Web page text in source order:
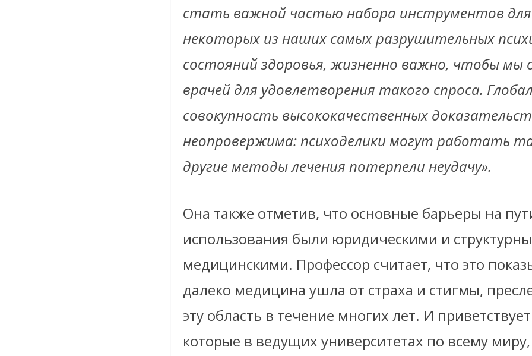
стать важной частью набора инструментов для
некоторых из наших самых разрушительных
состояний здоровья, жизненно важно, чтобы мы
врачей для удовлетворения такого спроса.
совокупность высококачественных
неопровержима: психоделики могут работать
другие методы лечения потерпели неудачу».
Она также отметив, что основные барьеры на
использования были юридическими и
медицинскими. Профессор считает, что это
далеко медицина ушла от страха и стигмы,
эту область в течение многих лет. И
которые в ведущих университетах по всему миру,